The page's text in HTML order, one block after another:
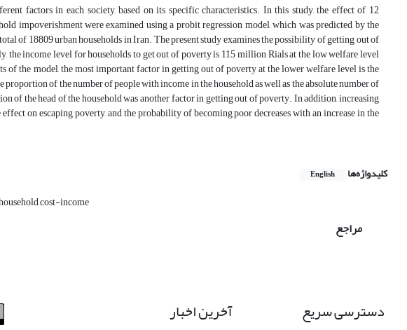
factors in each society, based on its specific characteristics. In this study, the effect of 12
impoverishment were examined using a probit regression model, which was predicted by the
of 18809 urban households in Iran. The present study examines the possibility of getting out of
income level for households to get out of poverty is 115 million Rials at the low welfare level
the model, the most important factor in getting out of poverty at the lower welfare level is the
of the number of people with income in the household as well as the absolute number of
of the head of the household was another factor in getting out of poverty. In addition, increasing
on escaping poverty, and the probability of becoming poor decreases with an increase in the
کلیدواژه‌ها English
cost-income
مراجع
دسترسی سریع آخرین اخبار